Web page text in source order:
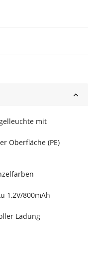
mit
Oberfläche (PE)
1,2V/800mAh
Ladung